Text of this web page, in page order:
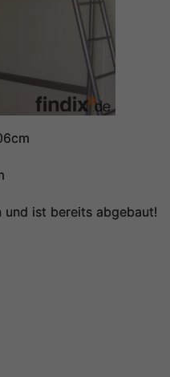
und ist bereits abgebaut!